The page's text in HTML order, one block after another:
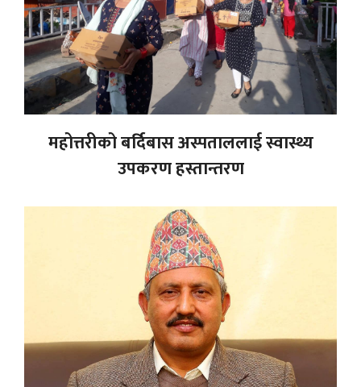
महोत्तरीको बर्दिबास अस्पताललाई स्वास्थ्य
उपकरण हस्तान्तरण